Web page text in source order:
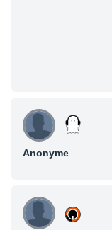
Anonyme